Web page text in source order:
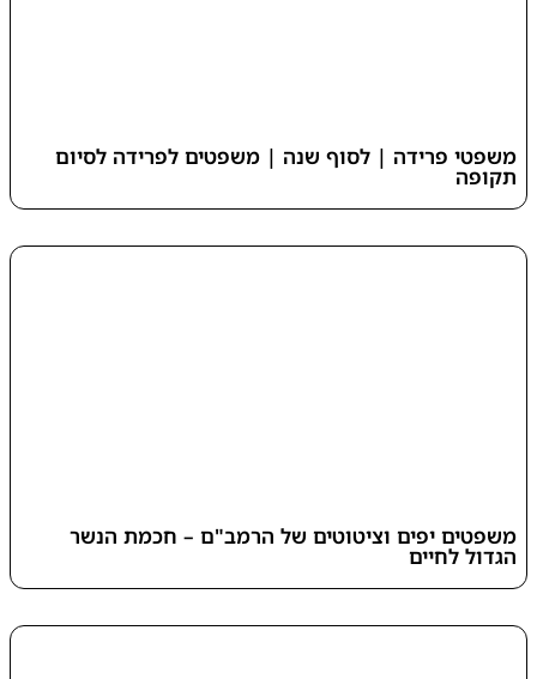
משפטי פרידה | לסוף שנה | משפטים לפרידה לסיום
תקופה
משפטים יפים וציטוטים של הרמב"ם – חכמת הנשר
הגדול לחיים